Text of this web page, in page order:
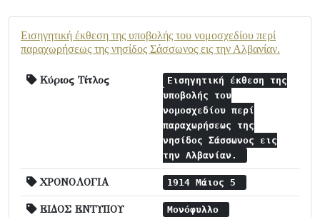
Εισηγητική έκθεση της υποβολής του νομοσχεδίου περί
παραχωρήσεως της νησίδος Σάσσωνος εις την Αλβανίαν.
Κύριος Τίτλος
Εισηγητική έκθεση της
υποβολής του
νομοσχεδίου περί
παραχωρήσεως της
νησίδος Σάσσωνος εις
την Αλβανίαν.
ΧΡΟΝΟΛΟΓΙΑ 1914 Μάιος 5
ΕΙΔΟΣ ΕΝΤΥΠΟΥ
Μονόφυλλο